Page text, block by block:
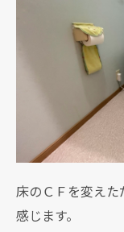
床のＣＦを変え
感じます。